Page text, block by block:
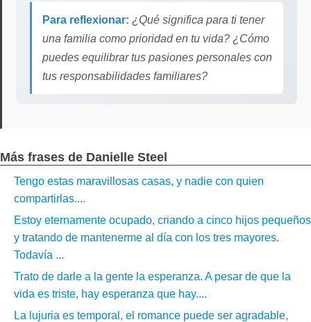
Para reflexionar: ¿Qué significa para ti tener
una familia como prioridad en tu vida? ¿Cómo
puedes equilibrar tus pasiones personales con
tus responsabilidades familiares?
Más frases de Danielle Steel
Tengo estas maravillosas casas, y nadie con quien
compartirlas....
Estoy eternamente ocupado, criando a cinco hijos pequeños
y tratando de mantenerme al día con los tres mayores.
Todavía ...
Trato de darle a la gente la esperanza. A pesar de que la
vida es triste, hay esperanza que hay....
La lujuria es temporal, el romance puede ser agradable,